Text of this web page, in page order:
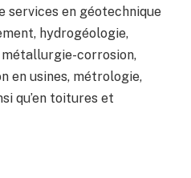
services en géotechnique
hydrogéologie,
corrosion,
en usines, métrologie,
qu’en toitures et